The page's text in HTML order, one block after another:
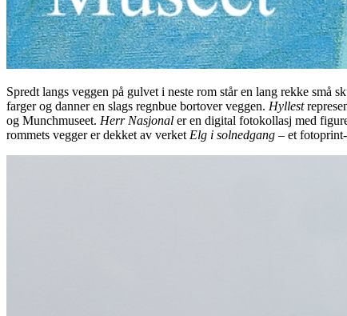
Spredt langs veggen på gulvet i neste rom står en lang rekke små
farger og danner en slags regnbue bortover veggen. Hyllest
og Munchmuseet. Herr Nasjonal er en digital fotokollasj med
rommets vegger er dekket av verket Elg i solnedgang – et